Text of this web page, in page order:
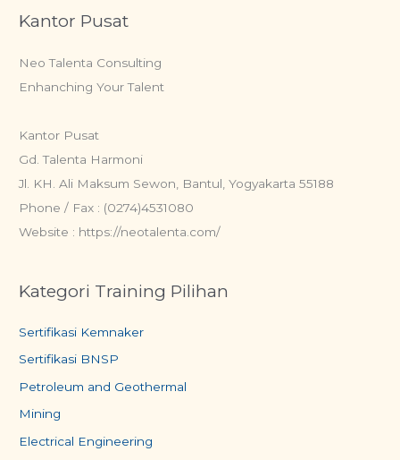
Kantor Pusat
Neo Talenta Consulting
Enhanching Your Talent
Kantor Pusat
Gd. Talenta Harmoni
Jl. KH. Ali Maksum Sewon, Bantul, Yogyakarta 55188
Phone / Fax : (0274)4531080
Website : https://neotalenta.com/
Kategori Training Pilihan
Sertifikasi Kemnaker
Sertifikasi BNSP
Petroleum and Geothermal
Mining
Electrical Engineering